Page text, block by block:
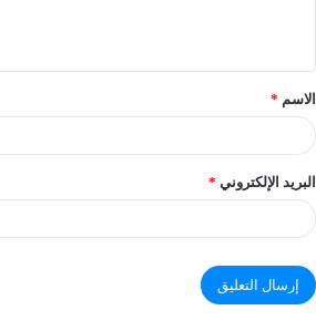
الاسم *
البريد الإلكتروني *